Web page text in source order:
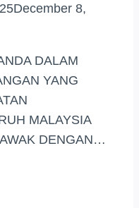
December 8,
DALAM
YANG
MALAYSIA
DENGAN…